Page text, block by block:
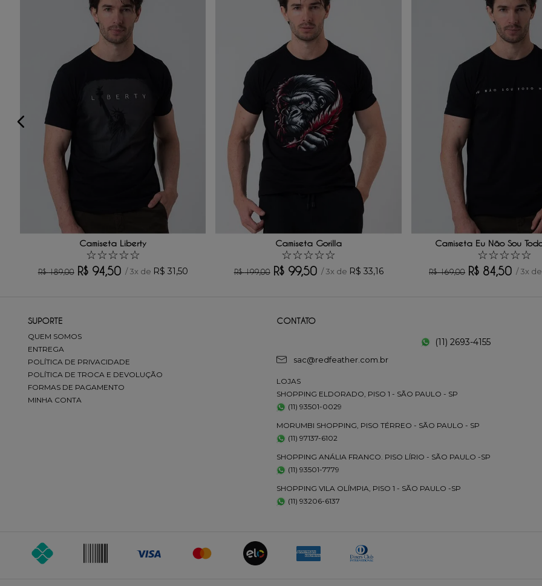
Avalie o produto de 1 a 5 estrelas
★★
Seu nome
Sua localização
Endereço de email
Escreva uma avaliação
Camiseta Liberty
☆☆☆☆☆
R$ 189,00 R$ 94,50 /3x de R$ 31 ,50
Camiseta Gorilla
☆☆☆☆☆
R$ 199,00 R$ 99,50 /3x de R$ 33,16
Camiseta Eu Não Sou
☆☆☆☆☆
R$ 169,00 R$ 84,50 /3x de
SUPORTE
QUEM SOMOS
ENTREGA
POLÍTICA DE PRIVACIDADE
POLÍTICA DE TROCA E DEVOLUÇÃO
FORMAS DE PAGAMENTO
MINHA CONTA
CONTATO
(11) 2693-4155
sac@redfeather.com.br
LOJAS
SHOPPING ELDORADO, PISO 1 - SÃO PAULO - SP
(11) 93501-0029
MORUMBI SHOPPING, PISO TÉRREO - SÃO PAULO - SP
(11) 97137-6102
SHOPPING ANÁLIA FRANCO. PISO LÍRIO - SÃO PAULO -SP
(11) 93501-7779
SHOPPING VILA OLÍMPIA, PISO 1 - SÃO PAULO -SP
(11) 93206-6137